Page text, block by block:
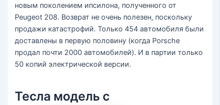
новым поколением ипсилона, полученного от
Peugeot 208. Возврат не очень полезен, поскольку
продажи катастрофий. Только 454 автомобиля были
доставлены в первую половину (когда Porsche
продал почти 2000 автомобилей). И в партии только
50 копий электрической версии.
Тесла модель с